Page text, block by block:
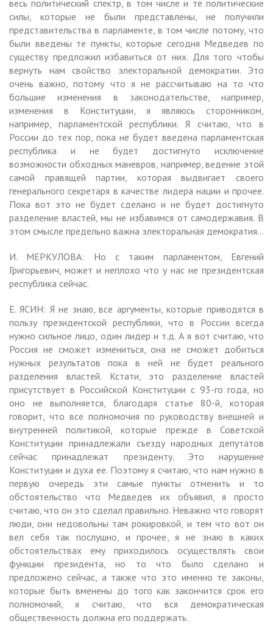
весь политический спектр, в том числе и те политические
силы, которые не были представлены, не получили
представительства в парламенте, в том числе потому, что
были введены те пункты, которые сегодня Медведев по
существу предложил избавиться от них. Для того чтобы
вернуть нам свойство электоральной демократии. Это
очень важно, потому что я не рассчитываю на то что
большие изменения в законодательстве, например,
изменения в Конституции, я являюсь сторонником,
например, парламентской республики. Я считаю, что в
России до тех пор, пока не будет введена парламентская
республика и не будет достигнуто исключение
возможности обходных маневров, например, ведение этой
самой правящей партии, которая выдвигает своего
генерального секретаря в качестве лидера нации и прочее.
Пока вот это не будет сделано и не будет достигнуто
разделение властей, мы не избавимся от самодержавия. В
этом смысле предельно важна электоральная демократия…
И. МЕРКУЛОВА: Но с таким парламентом, Евгений
Григорьевич, может и неплохо что у нас не президентская
республика сейчас.
Е. ЯСИН: Я не знаю, все аргументы, которые приводятся в
пользу президентской республики, что в России всегда
нужно сильное лицо, один лидер и т.д. А я вот считаю, что
Россия не сможет измениться, она не сможет добиться
нужных результатов пока в ней не будет реального
разделения властей. Кстати, это разделение властей
присутствует в Российской Конституции с 93-го года, но
оно не выполняется, благодаря статье 80-й, которая
говорит, что все полномочия по руководству внешней и
внутренней политикой, которые прежде в Советской
Конституции принадлежали съезду народных депутатов
сейчас принадлежат президенту. Это нарушение
Конституции и духа ее. Поэтому я считаю, что нам нужно в
первую очередь эти самые пункты отменить и то
обстоятельство что Медведев их объявил, я просто
считаю, что он это сделал правильно. Неважно что говорят
люди, они недовольны там рокировкой, и тем что вот он
вел себя так послушно, и прочее, я не знаю в каких
обстоятельствах ему приходилось осуществлять свои
функции президента, но то что было сделано и
предложено сейчас, а также что это именно те законы,
которые быть вменены до того как закончится срок его
полномочий, я считаю, что вся демократическая
общественность должна его поддержать.